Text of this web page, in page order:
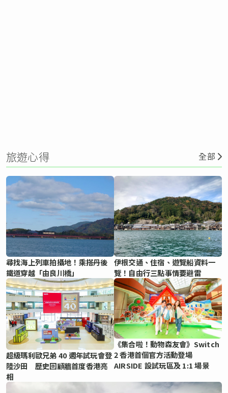
旅遊心得 全部
尋找海上列車拍攝地！乘搭丹後
鐵道穿越「由良川橋」
伊根交通、住宿、遊覽船資料一
覽！自由行三點事情要避雷
超級瑪利歐兄弟 40 週年試玩會登
陸沙田 歷史回顧牆首度香港亮
相
《集合啦！動物森友會》Switch
2 香港首個官方活動登場
AIRSIDE 設試玩區及 1:1 場景